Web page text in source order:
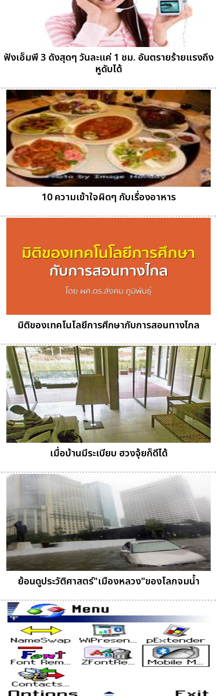
ฟังเอ็มพี 3 ดังสุดๆ วันละแค่ 1 ชม. อันตรายร้ายแรงถึง
หูดับได้
10 ความเข้าใจผิดๆ กับเรื่องอาหาร
มิติของเทคโนโลยีการศึกษากับการสอนทางไกล
เมื่อบ้านมีระเบียบ ฮวงจุ้ยก็ดีได้
ย้อนดูประวัติศาสตร์"เมืองหลวง"ของโลกจมน้ำ